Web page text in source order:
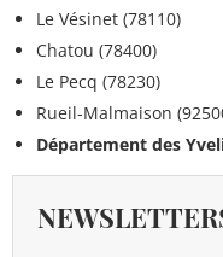
Le Vésinet (78110)
Chatou (78400)
Le Pecq (78230)
Rueil-Malmaison
Département des